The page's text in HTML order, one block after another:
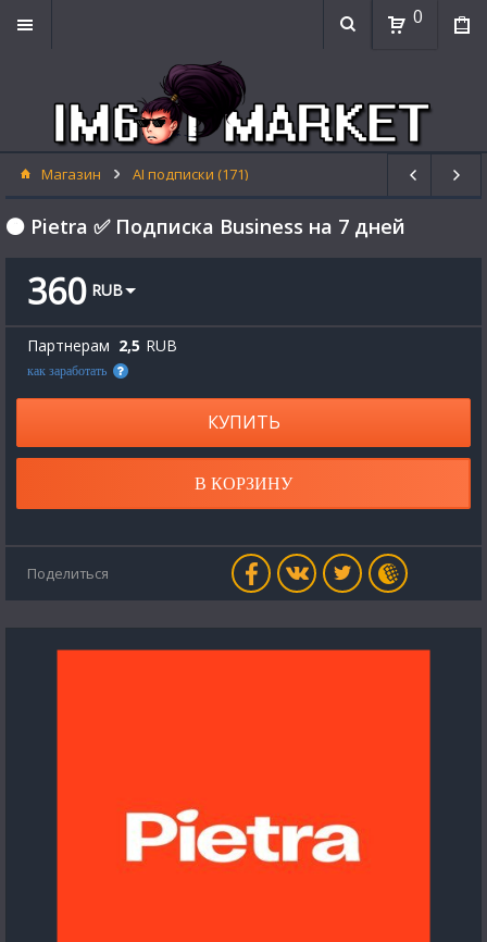
0
Магазин AI подписки (171)
🟠 Pietra ✅ Подписка Business на 7 дней
360 RUB
Партнерам 2,5 RUB
как заработать
КУПИТЬ
В КОРЗИНУ
Поделиться